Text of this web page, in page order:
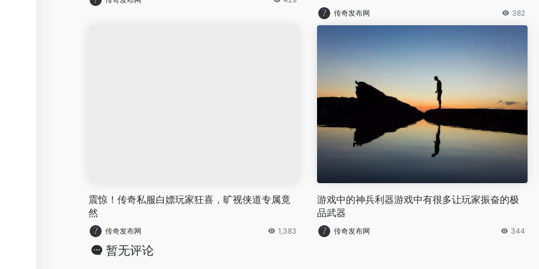
传奇发布网 382
震惊！传奇私服白嫖玩家狂喜，旷视侠道专属竟
然
传奇发布网 1,383
游戏中的神兵利器游戏中有很多让玩家振奋的极
品武器
传奇发布网 344
暂无评论